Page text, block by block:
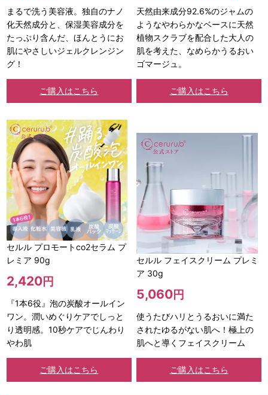
まるで洗う美容液。独自のナノ
化天然成分と、保湿美容成分を
たっぷり含んだ、ほんとうにお
肌にやさしいジェルクレンジン
グ！
ご購入はこちら
天然由来成分92.6%のジャムの
ようなやわらかなベースに天然
植物スクラブを配合した大人の
肌を考えた、なめらかうるおい
ゴマージュ。
ご購入はこちら
セルル プロモートco2セラム プ
レミア 90g
2,420円
『1本6役』泡の炭酸オールイン
ワン。潤いめぐりケアでしっと
り透明感。10秒ケアでじんわり
やわ肌
ご購入はこちら
セルル フェイスクリーム プレミ
ア 30g
5,060円
使うたびハリとうるおいに満た
されたゆるがない肌へ！極上の
肌へと導くフェイスクリーム
ご購入はこちら